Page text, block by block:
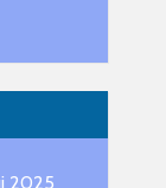
2025